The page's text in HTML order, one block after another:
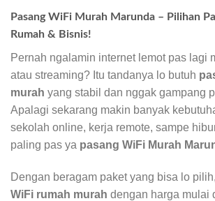
Pasang WiFi Murah Marunda – Pilihan
Rumah & Bisnis!
Pernah ngalamin internet lemot pas lagi
atau streaming? Itu tandanya lo butuh
murah yang stabil dan nggak gampang
Apalagi sekarang makin banyak
sekolah online, kerja remote, sampe
paling pas ya pasang WiFi Murah
Dengan beragam paket yang bisa lo
WiFi rumah murah dengan harga mulai